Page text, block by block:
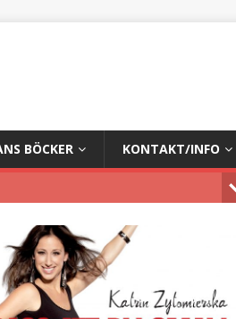
BÖCKER KONTAKT/INFO